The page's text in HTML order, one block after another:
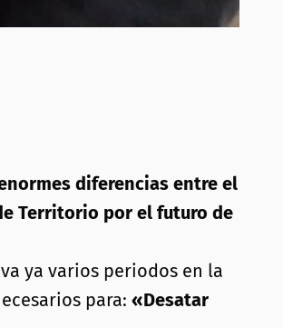
diferencias entre el
Territorio por el futuro de
ya varios periodos en la
para: «Desatar